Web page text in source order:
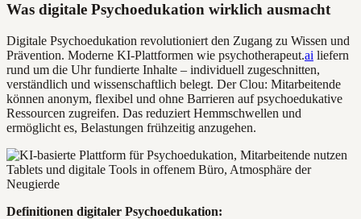
Was digitale Psychoedukation wirklich ausmacht
Digitale Psychoedukation revolutioniert den Zugang zu Wissen und
Prävention. Moderne KI-Plattformen wie psychotherapeut.ai liefern
rund um die Uhr fundierte Inhalte – individuell zugeschnitten,
verständlich und wissenschaftlich belegt. Der Clou: Mitarbeitende
können anonym, flexibel und ohne Barrieren auf psychoedukative
Ressourcen zugreifen. Das reduziert Hemmschwellen und
ermöglicht es, Belastungen frühzeitig anzugehen.
Definitionen digitaler Psychoedukation: